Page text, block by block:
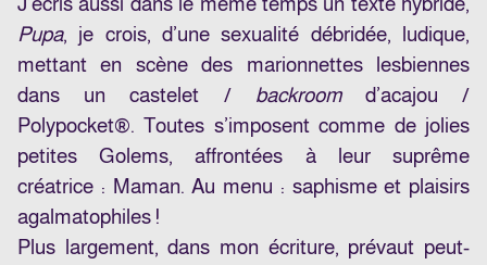
Pupa, je crois, d’une sexualité débridée, ludique,
mettant en scène des marionnettes lesbiennes
dans un castelet / backroom d’acajou /
Polypocket®. Toutes s’imposent comme de jolies
petites Golems, affrontées à leur suprême
créatrice : Maman. Au menu : saphisme et plaisirs
agalmatophiles !
Plus largement, dans mon écriture, prévaut peut-